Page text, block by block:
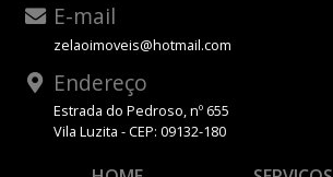
E-mail
zelaoimoveis@hotmail.com
Endereço
Estrada do Pedroso, nº 655
Vila Luzita - CEP: 09132-180